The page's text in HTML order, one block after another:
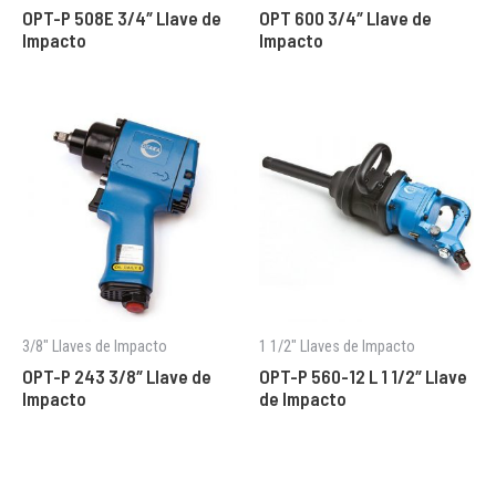
OPT-P 508E 3/4″ Llave de
Impacto
OPT 600 3/4″ Llave de
Impacto
3/8" Llaves de Impacto
OPT-P 243 3/8″ Llave de
Impacto
1 1/2″ Llaves de Impacto
OPT-P 560-12 L 1 1/2″ Llave
de Impacto